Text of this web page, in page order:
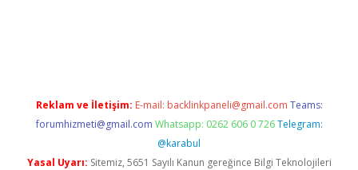
Reklam ve İletişim: E-mail: backlinkpaneli@gmail.com Teams:
forumhizmeti@gmail.com Whatsapp: 0262 606 0 726 Telegram:
@karabul
Yasal Uyarı: Sitemiz, 5651 Sayılı Kanun gereğince Bilgi Teknolojileri